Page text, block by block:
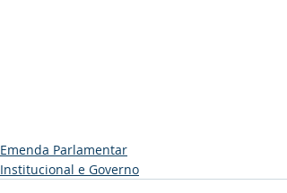
Emenda Parlamentar
Institucional e Governo